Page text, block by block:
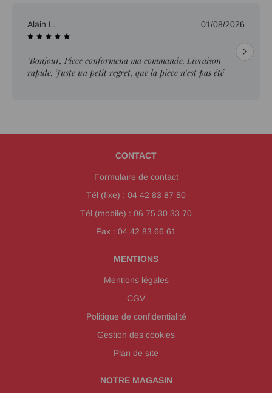
Alain L. 01/08/2026
"Bonjour, Piece conformena ma commande. Livraison
rapide. Juste un petit regret, que la piece n'est pas été
CONTACT
Formulaire de contact
Tél (fixe) : 04 42 83 87 50
Tél (mobile) : 06 75 30 33 70
Fax : 04 42 83 66 61
MENTIONS
Mentions légales
CGV
Politique de confidentialité
Gestion des cookies
Plan de site
NOTRE MAGASIN